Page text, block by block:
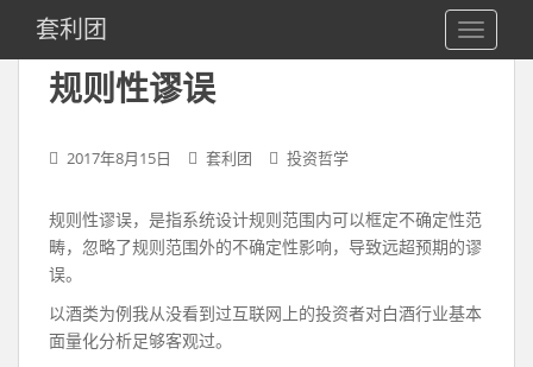
i
套利团
规则性谬误
2017年8月15日 套利团 投资哲学
规则性谬误，是指系统设计规则范围内可以框定不确定性范
畴，忽略了规则范围外的不确定性影响，导致远超预期的谬
误。
以酒类为例我从没看到过互联网上的投资者对白酒行业基本
面量化分析足够客观过。